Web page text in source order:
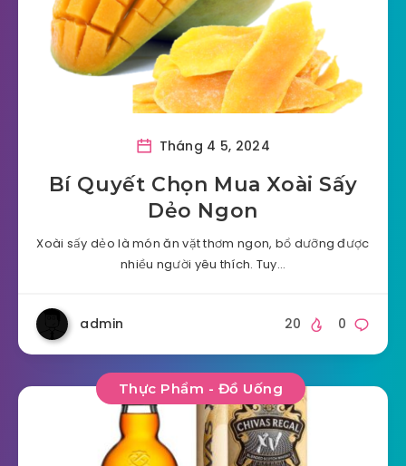
Tháng 4 5, 2024
Bí Quyết Chọn Mua Xoài Sấy
Dẻo Ngon
Xoài sấy dẻo là món ăn vặt thơm ngon, bổ dưỡng được
nhiều người yêu thích. Tuy…
admin 0
20
Thực Phẩm - Đồ Uống